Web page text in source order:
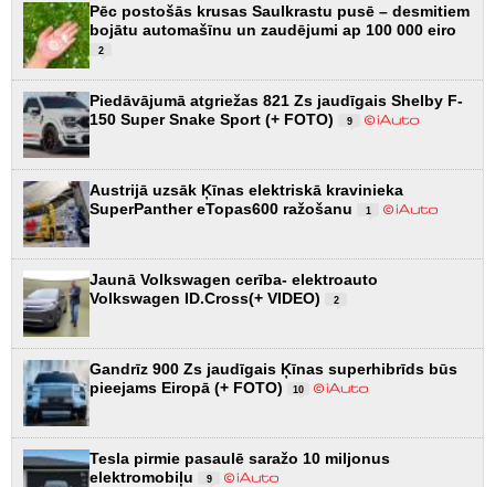
Pēc postošās krusas Saulkrastu pusē – desmitiem
bojātu automašīnu un zaudējumi ap 100 000 eiro
2
Piedāvājumā atgriežas 821 Zs jaudīgais Shelby F-
150 Super Snake Sport (+ FOTO)
9
Austrijā uzsāk Ķīnas elektriskā kravinieka
SuperPanther eTopas600 ražošanu
1
Jaunā Volkswagen cerība- elektroauto
Volkswagen ID.Cross(+ VIDEO)
2
Gandrīz 900 Zs jaudīgais Ķīnas superhibrīds būs
pieejams Eiropā (+ FOTO)
10
Tesla pirmie pasaulē saražo 10 miljonus
elektromobiļu
9